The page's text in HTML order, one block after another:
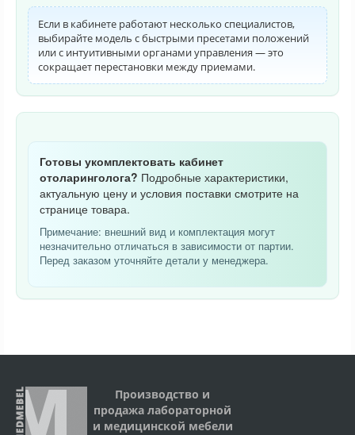
Если в кабинете работают несколько специалистов,
выбирайте модель с быстрыми пресетами положений
или с интуитивными органами управления — это
сокращает перестановки между приемами.
Готовы укомплектовать кабинет
отоларинголога? Подробные характеристики,
актуальную цену и условия поставки смотрите на
странице товара.
Примечание: внешний вид и комплектация могут
незначительно отличаться в зависимости от партии.
Перед заказом уточняйте детали у менеджера.
Производство и
продажа лабораторной
и медицинской мебели